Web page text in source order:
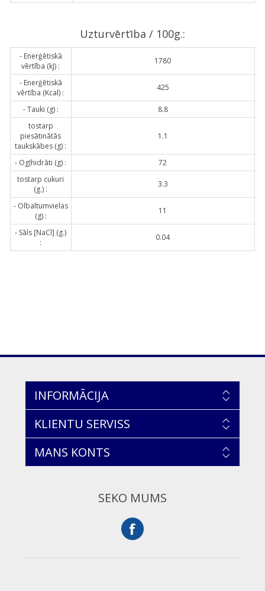
Uzturvērtība / 100g.:
- Enerģētiskā
vērtība (kJ) :
1780
- Enerģētiskā
vērtība (Kcal) :
425
- Tauki (g) :
8.8
tostarp
piesātinātās
taukskābes (g) :
1.1
- Ogļhidrāti (g) :
72
tostarp cukuri
(g.) :
3.3
- Olbaltumvielas
(g) :
11
- Sāls [NaCl] (g.)
:
0.04
INFORMĀCIJA
KLIENTU SERVISS
MANS KONTS
SEKO MUMS